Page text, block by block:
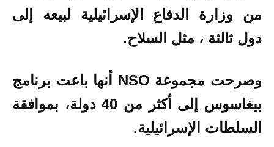
من وزارة الدفاع الإسرائيلية لبيعه إلى
دول ثالثة ، مثل السلاح.
وصرحت مجموعة NSO أنها باعت برنامج
بيغاسوس إلى أكثر من 40 دولة، بموافقة
السلطات الإسرائيلية.